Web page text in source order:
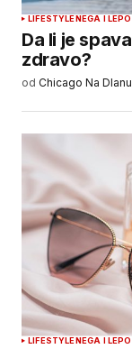
LIFESTYLENEGA I
Da li je
zdravo?
od Chicago Na Dlanu
LIFESTYLENEGA I